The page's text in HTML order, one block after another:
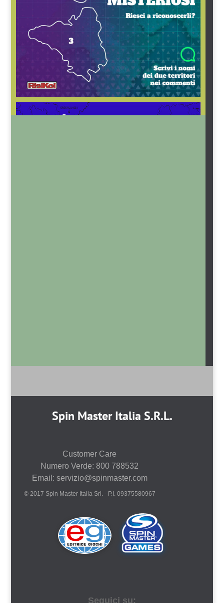
Spin Master Italia S.R.L.
Customer Care
Numero Verde: 800 788532
Email: servizio@spinmaster.com
© 2017 Spin Master Italia Srl. - P.I. 09375580967
Seguici su: